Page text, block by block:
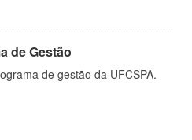
de Gestão
de gestão da UFCSPA.